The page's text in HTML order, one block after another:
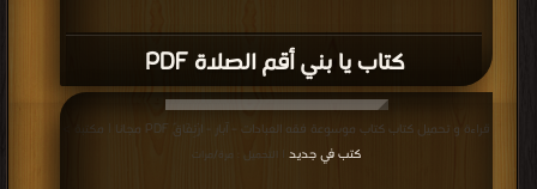
كتاب يا بني أقم الصلاة PDF
قراءة و تحميل كتاب كتاب موسوعة فقه العبادات – آبار - ارْتِفَاقٌ PDF مجانا | مكتبة >
كتب في جديد | التحميل : مرة/مرات